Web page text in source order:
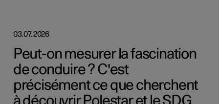
03.07.2026
Peut-on mesurer la fascination
de conduire ? C'est
précisément ce que cherchent